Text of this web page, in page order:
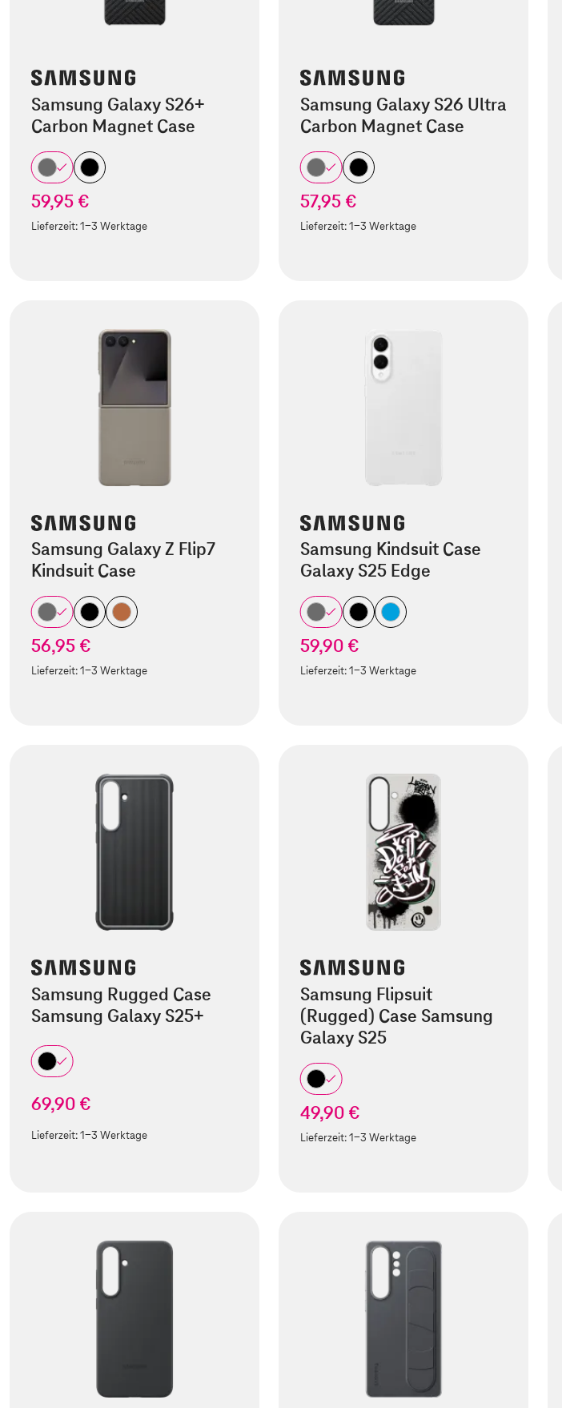
Samsung Galaxy S26+
Carbon Magnet Case
59,95 €
Lieferzeit:1-3 Werktage
Samsung Galaxy S26 Ultra
Carbon Magnet Case
57,95 €
Lieferzeit:1-3 Werktage
Samsung Galaxy Z Flip7
Kindsuit Case
56,95 €
Lieferzeit:1-3 Werktage
Samsung Kindsuit Case
Galaxy S25 Edge
59,90 €
Lieferzeit:1-3 Werktage
Samsung Rugged Case
Samsung Galaxy S25+
69,90 €
Lieferzeit:1-3 Werktage
Samsung Flipsuit
(Rugged) Case Samsung
Galaxy S25
49,90 €
Lieferzeit:1-3 Werktage